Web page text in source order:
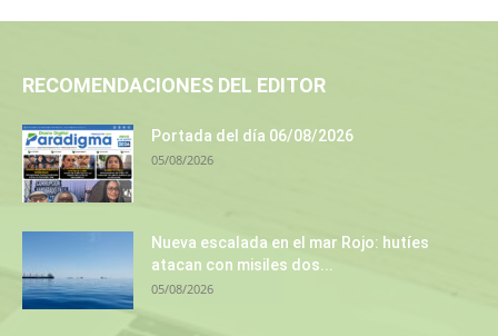
RECOMENDACIONES DEL EDITOR
Portada del día 06/08/2026
05/08/2026
Nueva escalada en el mar Rojo: hutíes
atacan con misiles dos...
05/08/2026